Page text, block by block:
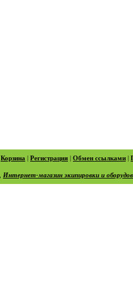
Корзина | Регистрация | Обмен ссылками |
Интернет-магазин экипировки и